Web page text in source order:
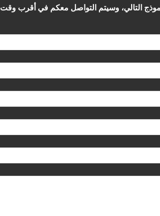
التالي، وسيتم التواصل معكم في أقرب وقت